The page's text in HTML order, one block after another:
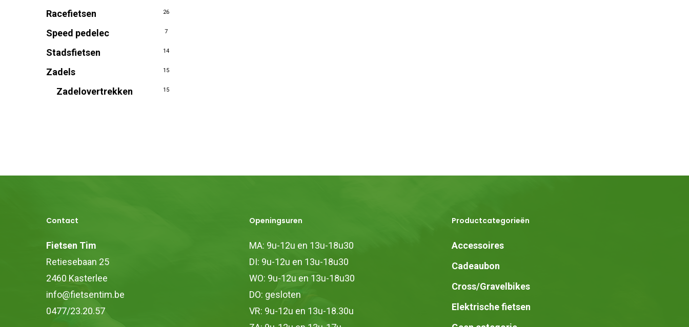
Racefietsen 26
Speed pedelec 7
Stadsfietsen 14
Zadels 15
Zadelovertrekken 15
Contact
Fietsen Tim
Retiesebaan 25
2460 Kasterlee
info@fietsentim.be
0477/23.20.57
Openingsuren
MA: 9u-12u en 13u-18u30
DI: 9u-12u en 13u-18u30
WO: 9u-12u en 13u-18u30
DO: gesloten
VR: 9u-12u en 13u-18.30u
Productcategorieën
Accessoires
Cadeaubon
Cross/Gravelbikes
Elektrische fietsen